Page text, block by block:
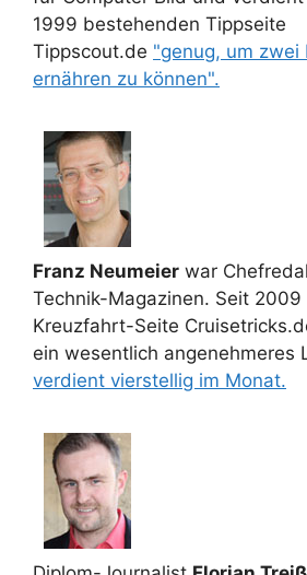
1999 bestehenden Tippseite
Tippscout.de "genug, um zwei
ernähren zu können".
Franz Neumeier war
Technik-Magazinen. Seit
Kreuzfahrt-Seite
ein wesentlich angenehmeres
verdient vierstellig im Monat.